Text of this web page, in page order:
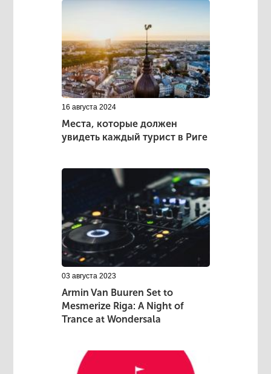
16 августа 2024
Места, которые должен
увидеть каждый турист в Риге
03 августа 2023
Armin Van Buuren Set to
Mesmerize Riga: A Night of
Trance at Wondersala